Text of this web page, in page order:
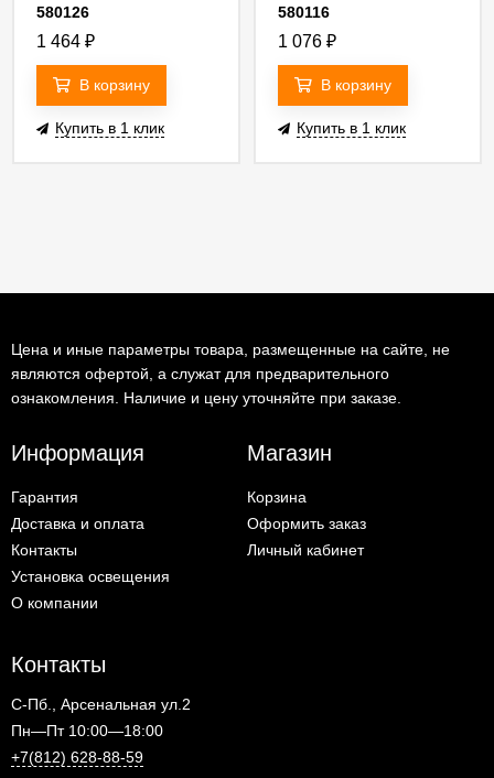
580126
1 464 ₽
В корзину
Купить в 1 клик
580116
1 076 ₽
В корзину
Купить в 1 клик
Цена и иные параметры товара, размещенные на сайте, не
являются офертой, а служат для предварительного
ознакомления. Наличие и цену уточняйте при заказе.
Информация
Гарантия
Доставка и оплата
Контакты
Установка освещения
О компании
Магазин
Корзина
Оформить заказ
Личный кабинет
Контакты
С-Пб., Арсенальная ул.2
Пн—Пт 10:00—18:00
+7(812) 628-88-59